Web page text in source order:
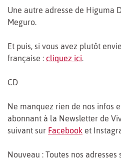
Une autre adresse de Higuma
Meguro.
Et puis, si vous avez plutôt
française : cliquez ici.
CD
Ne manquez rien de nos infos
abonnant à la Newsletter de
suivant sur Facebook et
Nouveau : Toutes nos adresses